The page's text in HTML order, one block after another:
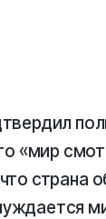
«мир
страна